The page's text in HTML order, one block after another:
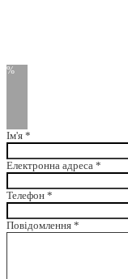
Ім'я *
Електронна адреса *
Телефон *
Повідомлення *